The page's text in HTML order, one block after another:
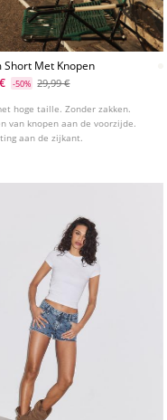
Short Met Knopen
-50% 29,99 €
hoge taille. Zonder zakken.
van knopen aan de voorzijde.
aan de zijkant.